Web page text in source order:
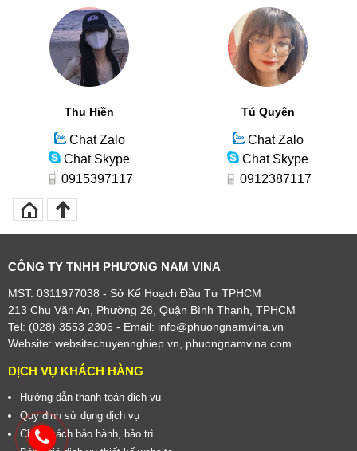
Thu Hiền
Chat Zalo
Chat Skype
0915397117
Tú Quyên
Chat Zalo
Chat Skype
0912387117
CÔNG TY TNHH PHƯƠNG NAM VINA
MST: 0311977038 - Sở Kế Hoạch Đầu Tư TPHCM
213 Chu Văn An, Phường 26, Quận Bình Thạnh, TPHCM
Tel: (028) 3553 2306 - Email: info@phuongnamvina.vn
Website: websitechuyennghiep.vn, phuongnamvina.com
DỊCH VỤ KHÁCH HÀNG
Hướng dẫn thanh toán dịch vụ
Quy định sử dụng dịch vụ
Chính sách bảo hành, bảo trì